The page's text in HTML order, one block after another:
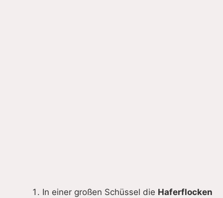
In einer großen Schüssel die Haferflocken